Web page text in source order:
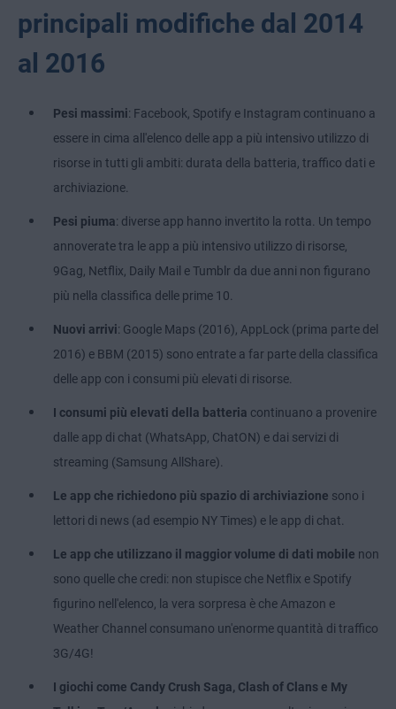
principali modifiche dal 2014
al 2016
Pesi massimi: Facebook, Spotify e Instagram continuano a
essere in cima all'elenco delle app a più intensivo utilizzo di
risorse in tutti gli ambiti: durata della batteria, traffico dati e
archiviazione.
Pesi piuma: diverse app hanno invertito la rotta. Un tempo
annoverate tra le app a più intensivo utilizzo di risorse,
9Gag, Netflix, Daily Mail e Tumblr da due anni non figurano
più nella classifica delle prime 10.
Nuovi arrivi: Google Maps (2016), AppLock (prima parte del
2016) e BBM (2015) sono entrate a far parte della classifica
delle app con i consumi più elevati di risorse.
I consumi più elevati della batteria continuano a provenire
dalle app di chat (WhatsApp, ChatON) e dai servizi di
streaming (Samsung AllShare).
Le app che richiedono più spazio di archiviazione sono i
lettori di news (ad esempio NY Times) e le app di chat.
Le app che utilizzano il maggior volume di dati mobile non
sono quelle che credi: non stupisce che Netflix e Spotify
figurino nell'elenco, la vera sorpresa è che Amazon e
Weather Channel consumano un'enorme quantità di traffico
3G/4G!
I giochi come Candy Crush Saga, Clash of Clans e My